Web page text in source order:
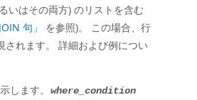
いはその両方) のリストを含む
句」
を参照)。 この場合、行
れます。 詳細および例につい
します。 where_condition